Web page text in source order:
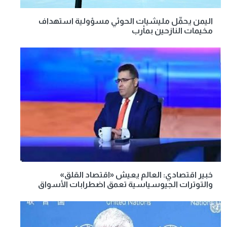
اليمن يحمِّل مليشيات الحوثي مسؤولية استهداف
مخيمات النازحين بمأرب
خبير اقتصادي: العالم يعيش «اقتصاد القلق»
والتوترات الجيوسياسية تعمق اضطرابات الأسواق